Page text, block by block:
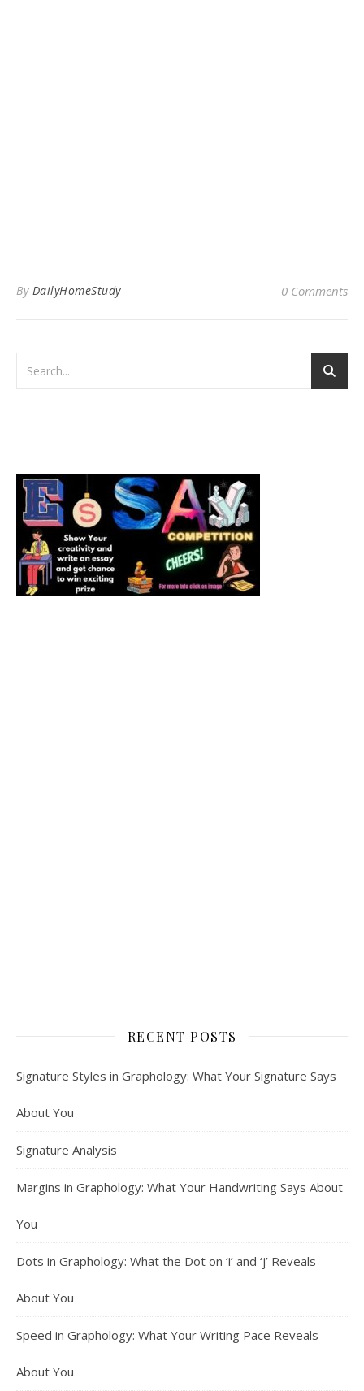
By DailyHomeStudy 0 Comments
RECENT POSTS
Signature Styles in Graphology: What Your Signature Says
About You
Signature Analysis
Margins in Graphology: What Your Handwriting Says About
You
Dots in Graphology: What the Dot on ‘i’ and ‘j’ Reveals
About You
Speed in Graphology: What Your Writing Pace Reveals
About You